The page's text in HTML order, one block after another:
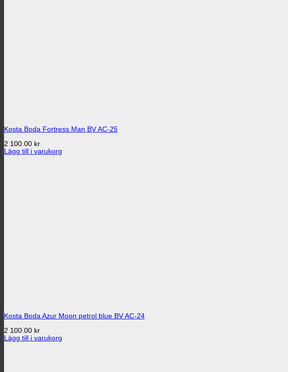
Kosta Boda Fortress Man BV AC-25
2 100.00 kr
Lägg till i varukorg
Kosta Boda Azur Moon petrol blue BV AC-24
2 100.00 kr
Lägg till i varukorg